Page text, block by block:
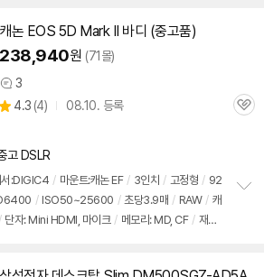
캐논 EOS 5D Mark II 바디 (중고품)
238,940원 (71몰)
상
품
3
별
4.3 (상
뷰
4) 08.10. 등록
관
고 DSLR
서:DIGIC4 / 마운트:캐논 EF / 3인치 / 고정형 / 92
/ ISO50~25600 / 초당3.9매 / RAW / 캐
/ 단자: Mini HDMI, 마이크 / 메모리: MD, CF / 재질:
기